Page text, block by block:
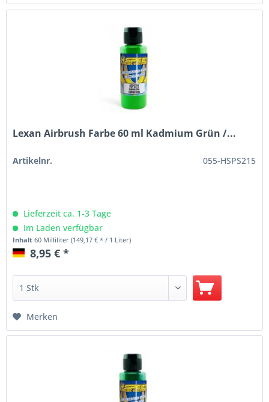
Lexan Airbrush Farbe 60 ml Kadmium Grün /...
Artikelnr. 055-HSPS215
Lieferzeit ca. 1-3 Tage
Im Laden verfügbar
Inhalt60 Milliliter(149,17 € * / 1 Liter)
8,95 € *
Merken